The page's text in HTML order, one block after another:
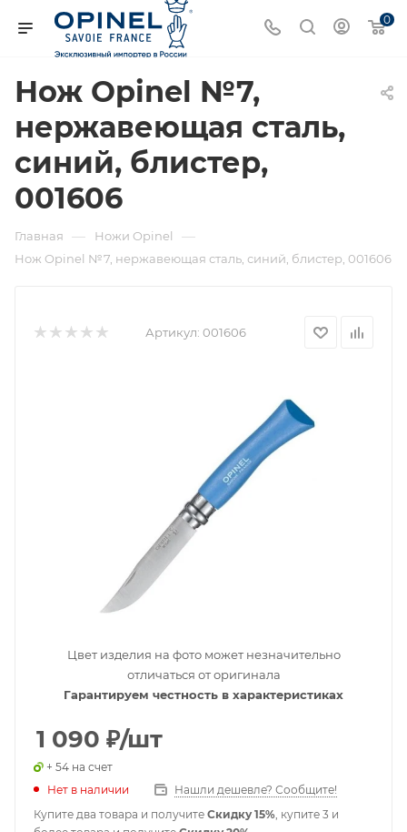
0
Нож Opinel №7,
нержавеющая сталь,
синий, блистер,
001606
Главная — Ножи Opinel —
Нож Opinel №7, нержавеющая сталь, синий, блистер, 001606
Артикул: 001606
Цвет изделия на фото может незначительно
отличаться от оригинала
Гарантируем честность в характеристиках
1 090 ₽/шт
+ 54 на счет
Нет в наличии
Нашли дешевле? Сообщите!
Купите два товара и получите Скидку 15%, купите 3 и